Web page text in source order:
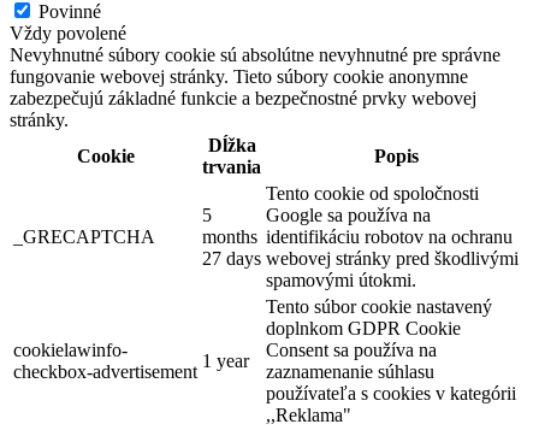
Povinné
Vždy povolené
Nevyhnutné súbory cookie sú absolútne nevyhnutné pre správne
fungovanie webovej stránky. Tieto súbory cookie anonymne
zabezpečujú základné funkcie a bezpečnostné prvky webovej
stránky.
Cookie
Dĺžka
trvania
Popis
_GRECAPTCHA
5
months
27 days
Tento cookie od spoločnosti
Google sa používa na
identifikáciu robotov na ochranu
webovej stránky pred škodlivými
spamovými útokmi.
cookielawinfo-
checkbox-advertisement
1 year
Tento súbor cookie nastavený
doplnkom GDPR Cookie
Consent sa používa na
zaznamenanie súhlasu
používateľa s cookies v kategórii
,,Reklama"